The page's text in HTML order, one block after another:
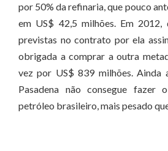
por 50% da refinaria, que pouco
em US$ 42,5 milhões. Em 2012,
previstas no contrato por ela
obrigada a comprar a outra
vez por US$ 839 milhões. Ainda
Pasadena não consegue fazer
petróleo brasileiro, mais pesado